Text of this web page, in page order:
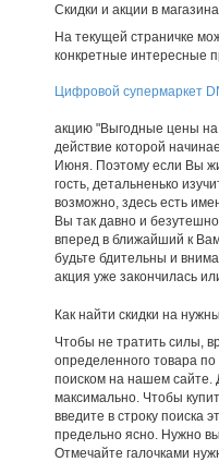
Скидки и акции в
На текущей страничке
конкретные интересные
Цифровой супермаркет
акцию "Выгодные цены на
действие которой
Июня. Поэтому если Вы
гость, детальненько
возможно, здесь есть
Вы так давно и
вперед в ближайший к
будьте бдительны и
акция уже закончилась
Как найти скидки на
Чтобы не тратить силы,
определенного товара
поиском на нашем сайте.
максимально. Чтобы
введите в строку поиска
предельно ясно. Нужно
Отмечайте галочками